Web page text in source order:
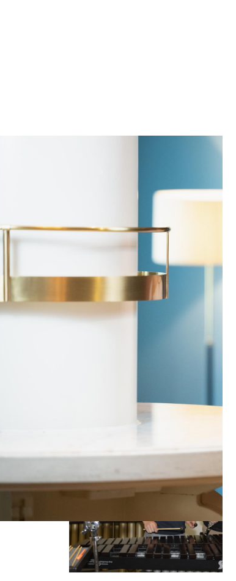
La professionista di radio e
afferma: «Oltre all'amore e allo
Sprizza entusiasmo quando
Michèle Schönbächler (45 anni),
ruolo importante non solo
suona da quasi 30 anni
suona in categoria Eccellenza;